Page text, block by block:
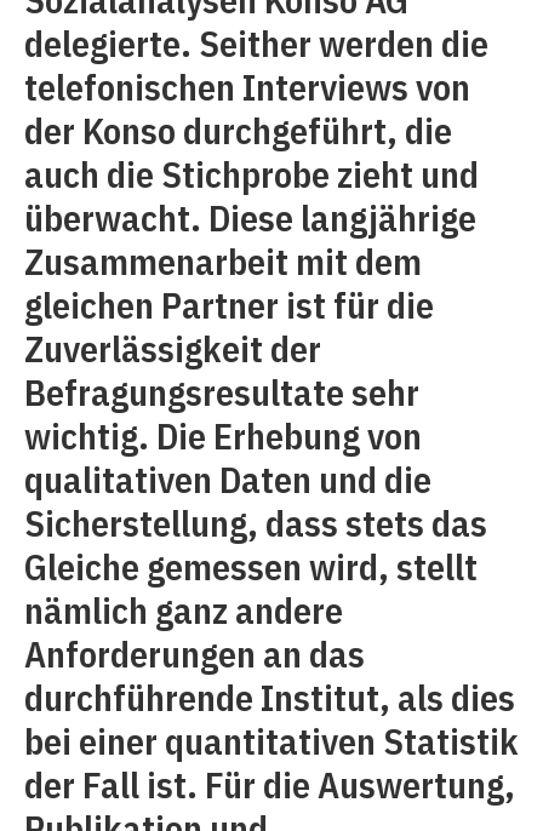
delegierte. Seither werden die
telefonischen Interviews von
der Konso durchgeführt, die
auch die Stichprobe zieht und
überwacht. Diese langjährige
Zusammenarbeit mit dem
gleichen Partner ist für die
Zuverlässigkeit der
Befragungsresultate sehr
wichtig. Die Erhebung von
qualitativen Daten und die
Sicherstellung, dass stets das
Gleiche gemessen wird, stellt
nämlich ganz andere
Anforderungen an das
durchführende Institut, als dies
bei einer quantitativen Statistik
der Fall ist. Für die Auswertung,